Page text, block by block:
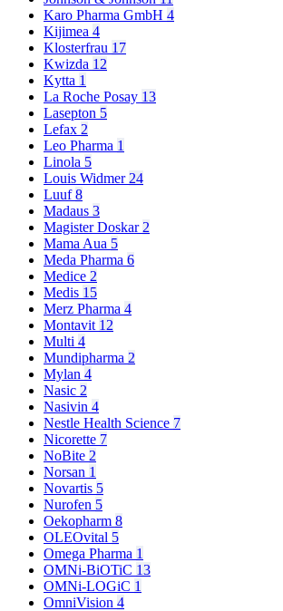
Karo Pharma GmbH 4
Kijimea 4
Klosterfrau 17
Kwizda 12
Kytta 1
La Roche Posay 13
Lasepton 5
Lefax 2
Leo Pharma 1
Linola 5
Louis Widmer24
Luuf8
Madaus 3
Magister Doskar2
Mama Aua 5
Meda Pharma 6
Medice 2
Medis 15
Merz Pharma 4
Montavit 12
Multi 4
Mundipharma 2
Mylan 4
Nasic 2
Nasivin 4
Nestle Health Science 7
Nicorette 7
NoBite 2
Norsan 1
Novartis 5
Nurofen 5
Oekopharm 8
OLEOvital 5
Omega Pharma 1
OMNi-BiOTiC 13
OMNi-LOGiC 1
OmniVision 4